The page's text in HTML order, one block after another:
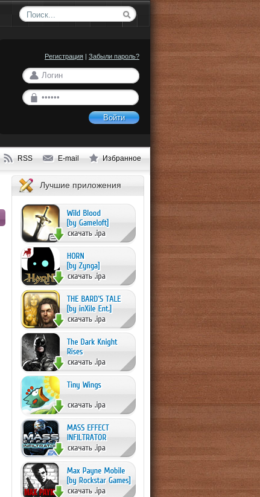
Регистрация | Забыли пароль?
Войти
RSS E-mail Избранное
Лучшие приложения